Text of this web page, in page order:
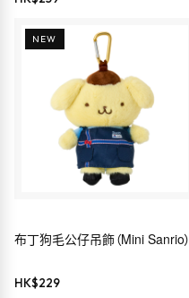
NEW
布丁狗毛公仔吊飾（Mini Sanrio）
HK$229